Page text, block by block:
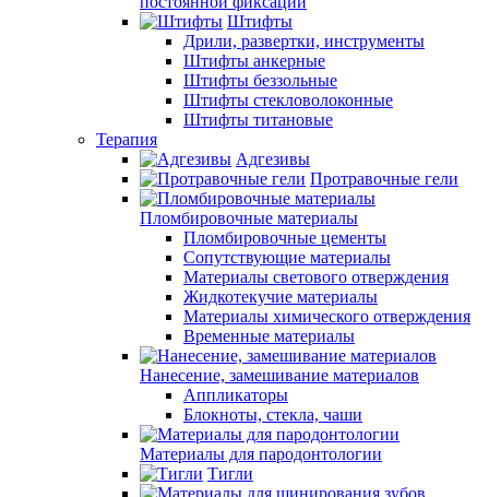
Штифты
Дрили, развертки, инструменты
Штифты анкерные
Штифты беззольные
Штифты стекловолоконные
Штифты титановые
Терапия
Адгезивы
Протравочные гели
Пломбировочные материалы
Пломбировочные цементы
Сопутствующие материалы
Материалы светового отверждения
Жидкотекучие материалы
Материалы химического отверждения
Временные материалы
Нанесение, замешивание материалов
Аппликаторы
Блокноты, стекла, чаши
Материалы для пародонтологии
Тигли